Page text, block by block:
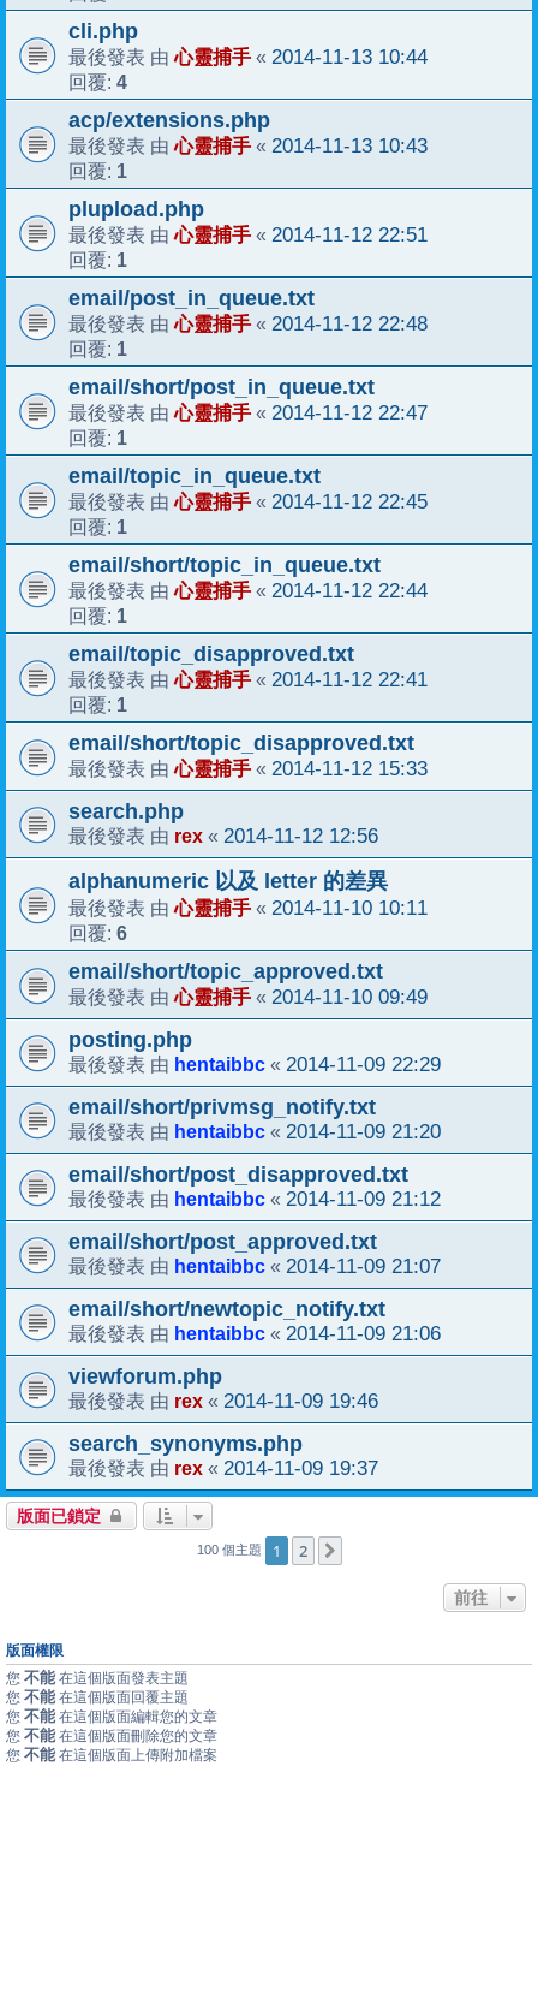
cli.php
最後發表 由心靈捕手 « 2014-11-13 10:44
回覆: 4
acp/extensions.php
最後發表 由心靈捕手 « 2014-11-13 10:43
回覆: 1
plupload.php
最後發表 由心靈捕手 « 2014-11-12 22:51
回覆: 1
email/post_in_queue.txt
最後發表 由心靈捕手 « 2014-11-12 22:48
回覆: 1
email/short/post_in_queue.txt
最後發表 由心靈捕手 « 2014-11-12 22:47
回覆: 1
email/topic_in_queue.txt
最後發表 由心靈捕手 « 2014-11-12 22:45
回覆: 1
email/short/topic_in_queue.txt
最後發表 由心靈捕手 « 2014-11-12 22:44
回覆: 1
email/topic_disapproved.txt
最後發表 由心靈捕手 « 2014-11-12 22:41
回覆: 1
email/short/topic_disapproved.txt
最後發表 由心靈捕手 « 2014-11-12 15:33
search.php
最後發表 由 rex « 2014-11-12 12:56
alphanumeric 以及 letter 的差異
最後發表 由心靈捕手 « 2014-11-10 10:11
回覆: 6
email/short/topic_approved.txt
最後發表 由心靈捕手 « 2014-11-10 09:49
posting.php
最後發表 由 hentaibbc « 2014-11-09 22:29
email/short/privmsg_notify.txt
最後發表 由 hentaibbc « 2014-11-09 21:20
email/short/post_disapproved.txt
最後發表 由 hentaibbc « 2014-11-09 21:12
email/short/post_approved.txt
最後發表 由 hentaibbc « 2014-11-09 21:07
email/short/newtopic_notify.txt
最後發表 由 hentaibbc « 2014-11-09 21:06
viewforum.php
最後發表 由 rex « 2014-11-09 19:46
search_synonyms.php
最後發表 由 rex « 2014-11-09 19:37
版面已鎖定
100 個主題 1 2
前往
版面權限
您 不能 在這個版面發表主題
您 不能 在這個版面回覆主題
您 不能 在這個版面編輯您的文章
您 不能 在這個版面刪除您的文章
您 不能 在這個版面上傳附加檔案